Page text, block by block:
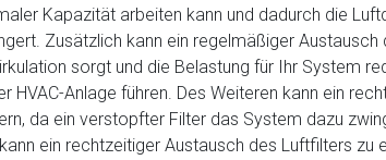
Kapazität arbeiten kann und dadurch die
Zusätzlich kann ein regelmäßiger
sorgt und die Belastung für Ihr System
HVAC-Anlage führen. Des Weiteren kann ein
da ein verstopfter Filter das System dazu
ein rechtzeitiger Austausch des Luftfilters zu